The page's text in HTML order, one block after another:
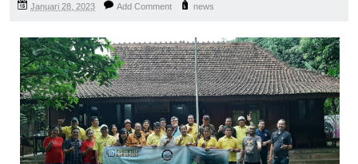
Januari 28, 2023 Add Comment news